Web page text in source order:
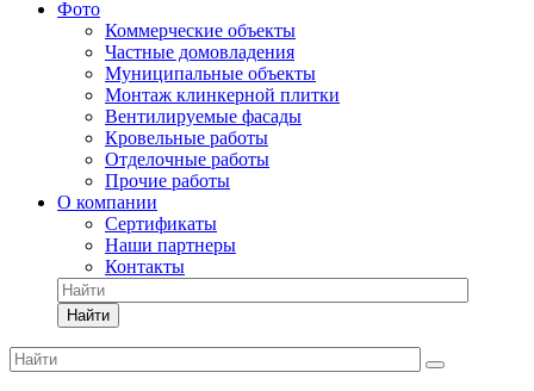
Фото
Коммерческие объекты
Частные домовладения
Муниципальные объекты
Монтаж клинкерной плитки
Вентилируемые фасады
Кровельные работы
Отделочные работы
Прочие работы
О компании
Сертификаты
Наши партнеры
Контакты
Найти